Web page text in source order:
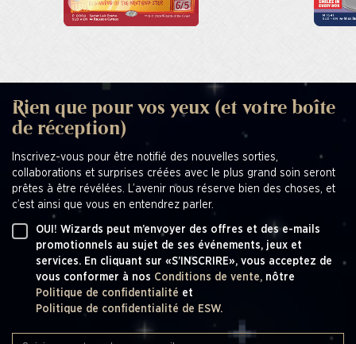
Rien que pour vos yeux (et votre boîte
de réception)
Inscrivez-vous pour être notifié des nouvelles sorties,
collaborations et surprises créées avec le plus grand soin seront
prêtes à être révélées. L’avenir nous réserve bien des choses, et
c’est ainsi que vous en entendrez parler.
OUI! Wizards peut m’envoyer des offres et des e-mails
promotionnels au sujet de ses événements, jeux et
services. En cliquant sur «S’INSCRIRE», vous acceptez de
vous conformer à nos Conditions de vente, nôtre
Politique de confidentialité et
Politique de confidentialité de ESW.